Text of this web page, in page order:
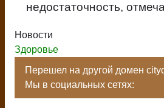
недостаточность,
Новости
Здоровье
Перешел на другой домен
Мы в социальных сетях: